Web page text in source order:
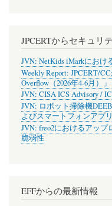
JPCERTからセキュリ
JVN: NetKids iMarkにおけ
Weekly Report: JPCERT/
Overflow（2026年4-6月）
JVN: CISA ICS Advisory /
JVN: ロボット掃除機
よびスマートフォンアプ
JVN: freo2におけるアッ
脆弱性
EFFからの最新情報